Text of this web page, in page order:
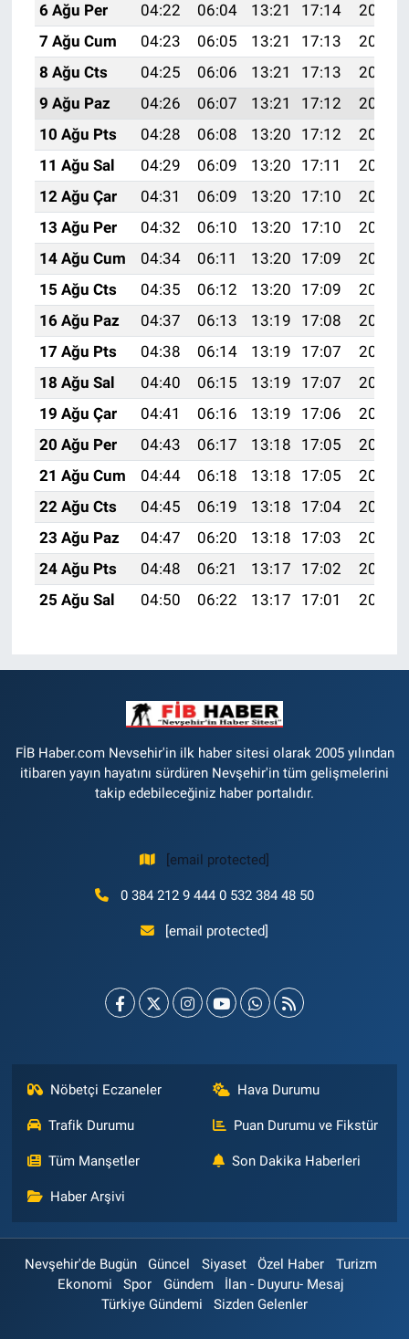
6 Ağu Per
04:22 06:04 13:21 17:14
20:28
7 Ağu Cum
04:23 06:05 13:21 17:13
20:27
8 Ağu Cts
04:25 06:06 13:21 17:13
20:26
9 Ağu Paz
04:26 06:07 13:21 17:12
20:25
10 Ağu Pts
04:28 06:08 13:20 17:12
20:23
11 Ağu Sal
04:29 06:09 13:20 17:11
20:22
12 Ağu Çar
04:31 06:09 13:20 17:10
20:21
13 Ağu Per
04:32 06:10 13:20 17:10
20:19
14 Ağu Cum
04:34 06:11 13:20 17:09
20:18
15 Ağu Cts
04:35 06:12 13:20 17:09
20:17
16 Ağu Paz
04:37 06:13 13:19 17:08
20:15
17 Ağu Pts
04:38 06:14 13:19 17:07
20:14
18 Ağu Sal
04:40 06:15 13:19 17:07
20:12
19 Ağu Çar
04:41 06:16 13:19 17:06
20:11
20 Ağu Per
04:43 06:17 13:18 17:05
20:10
21 Ağu Cum
04:44 06:18 13:18 17:05
20:08
22 Ağu Cts
04:45 06:19 13:18 17:04
20:07
23 Ağu Paz
04:47 06:20 13:18 17:03
20:05
24 Ağu Pts
04:48 06:21 13:17 17:02
20:04
25 Ağu Sal
04:50 06:22 13:17 17:01 20:02
FİB Haber.com Nevsehir'in ilk haber sitesi olarak 2005 yılından
itibaren yayın hayatını sürdüren Nevşehir'in tüm gelişmelerini
takip edebileceğiniz haber portalıdır.
[email protected]
0 384 212 9 444 0 532 384 48 50
[email protected]
Nöbetçi Eczaneler Hava Durumu
Trafik Durumu Puan Durumu ve Fikstür
Tüm Manşetler Son Dakika Haberleri
Haber Arşivi
Nevşehir'de Bugün Güncel Siyaset Özel Haber
Turizm
Ekonomi
Spor Gündem
İlan - Duyuru- Mesaj
Türkiye Gündemi
Sizden Gelenler